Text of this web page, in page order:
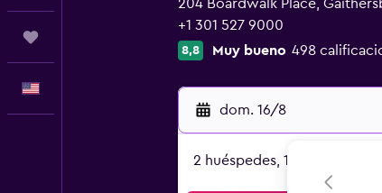
204 Boardwalk Place,
+1 301 527 9000
8,8 Muy bueno 498
dom. 16/8
2 huéspedes, 1 habitación